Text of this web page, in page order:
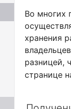
Во многих
хранения
разницей,
странице